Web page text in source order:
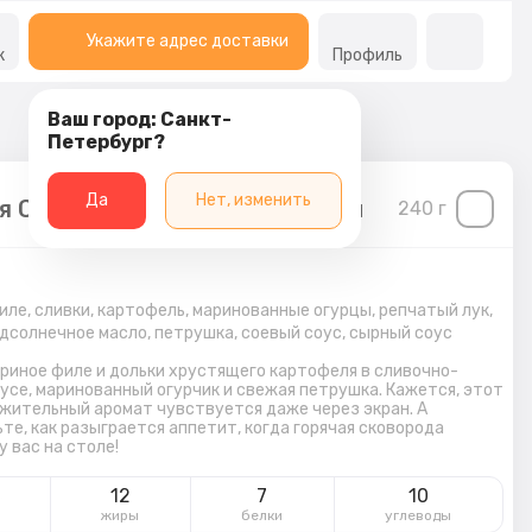
Укажите адрес доставки
Ваш город: Санкт-
Петербург?
Да Нет, изменить
Профиль
Сковорода Пикник с курицей 240 г
сливки, картофель, маринованные огурцы, репчатый лук,
масло, петрушка, соевый соус, сырный соус
филе и дольки хрустящего картофеля в сливочно-
маринованный огурчик и свежая петрушка. Кажется, этот
аромат чувствуется даже через экран. А
как разыграется аппетит, когда горячая сковорода
вас на столе!
12
жиры
7
белки
10
углеводы